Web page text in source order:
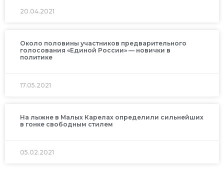
20.04.2021
Около половины участников предварительного
голосования «Единой России» — новички в
политике
17.05.2021
На лыжне в Малых Карелах определили сильнейших
в гонке свободным стилем
05.02.2021